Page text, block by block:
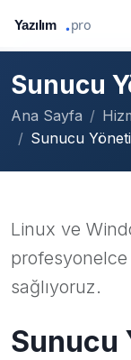
Sunucu
Ana Sayfa
Sunucu
Linux ve
sağlıyoruz.
Sunucu